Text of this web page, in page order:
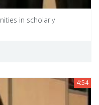
in scholarly
4:54